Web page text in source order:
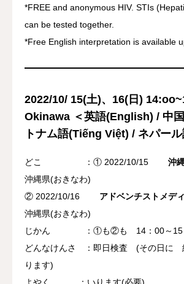
*FREE and anonymous HIV. STIs
can be tested together.
*Free English interpretation is available
2022/10/ 15(土)、16(日)
Okinawa ＜英語(English) / 中
トナム語(Tiếng Việt) / ネパー
どこ ：① 2022/10/15 沖
沖縄県(おきなわ)
② 2022/10/16 アドベンチストメデ
沖縄県(おきなわ)
じかん ：①も②も 14：00～15
どんなけんさ ：即日検査 (その日
ります)